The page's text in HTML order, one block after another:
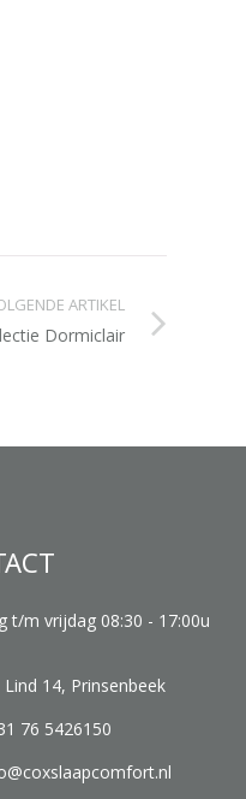
ARTIKEL
Dormiclair
t/m vrijdag 08:30 - 17:00u
Lind 14, Prinsenbeek
76 5426150